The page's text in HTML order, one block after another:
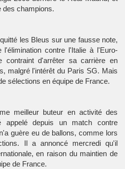
des champions.
les Bleus sur une fausse note,
contre l'Italie à l'Euro-
contraint d'arrêter sa carrière en
malgré l'intérêt du Paris SG. Mais
sélections en équipe de France.
meilleur buteur en activité des
depuis un match contre
guère eu de ballons, comme lors
Il a annoncé mercredi qu'il
en raison du maintien de
de France.